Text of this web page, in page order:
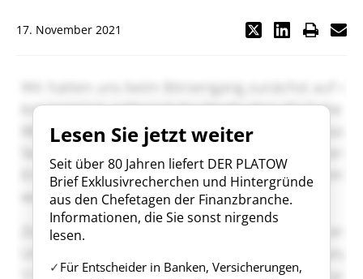
17. November 2021
Lesen Sie jetzt weiter
Seit über 80 Jahren liefert DER PLATOW
Brief Exklusivrecherchen und Hintergründe
aus den Chefetagen der Finanzbranche.
Informationen, die Sie sonst nirgends
lesen.
Für Entscheider in Banken, Versicherungen,